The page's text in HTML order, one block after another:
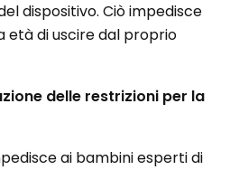
dispositivo. Ciò impedisce
età di uscire dal proprio
delle restrizioni per la
ai bambini esperti di